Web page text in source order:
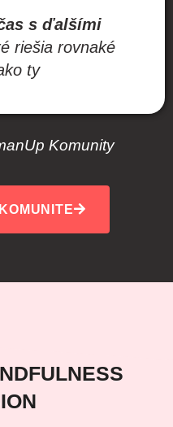
s ďalšími
riešia rovnaké
ty
Komunity